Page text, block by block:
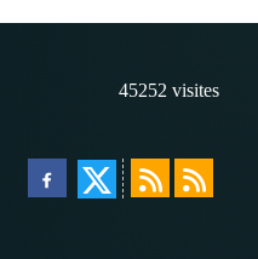
45252 visites